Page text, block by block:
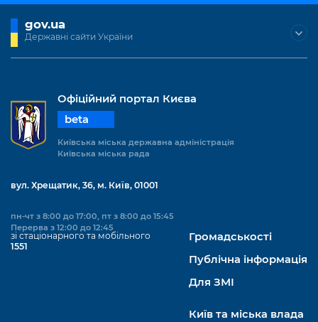
gov.ua
Державні сайти України
Офіційний портал Києва
beta
Київська міська державна адміністрація
Київська міська рада
вул. Хрещатик, 36, м. Київ, 01001
пн-чт з 8:00 до 17:00, пт з 8:00 до 15:45
Перерва з 12:00 до 12:45
зі стаціонарного та мобільного
1551
Громадськості
Публічна інформація
Для ЗМІ
Київ та міська влада